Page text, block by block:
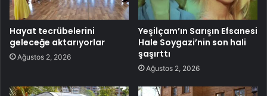
Hayat tecrübelerini
geleceğe aktarıyorlar
Ağustos 2, 2026
Yeşilçam’ın Sarışın Efsanesi
Hale Soygazi’nin son hali
şaşırttı
Ağustos 2, 2026